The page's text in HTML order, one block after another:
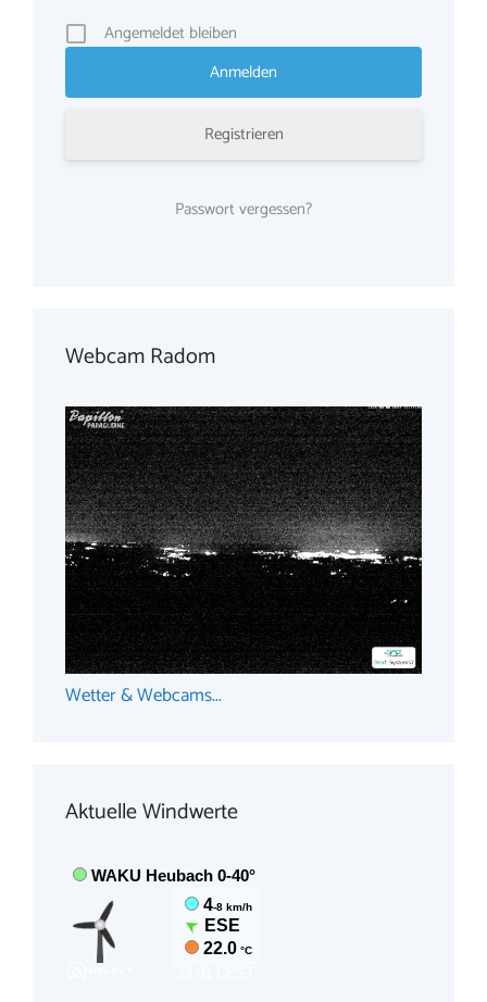
Angemeldet bleiben
Registrieren
Passwort vergessen?
Webcam Radom
Wetter & Webcams...
Aktuelle Windwerte